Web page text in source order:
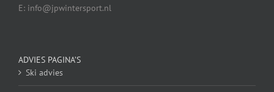
E: info@jpwintersport.nl
ADVIES PAGINA’S
Ski advies